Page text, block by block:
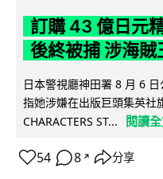
訂購 43 億日元
後終被捕 涉海
日本警視廳神田署 8 月 6
指她涉嫌在出版巨頭集英社
CHARACTERS ST...
閱讀
54 8 ↗ 分享